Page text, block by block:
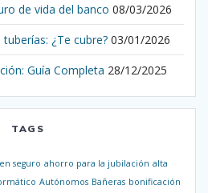
de vida del banco 08/03/2026
¿Te cubre? 03/01/2026
Guía Completa 28/12/2025
TAGS
seguro ahorro para la jubilación alta
Autónomos Bañeras bonificación